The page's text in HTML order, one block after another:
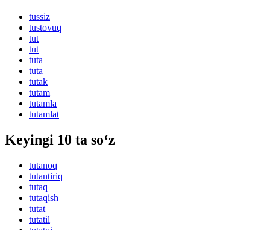
tussiz
tustovuq
tut
tut
tuta
tuta
tutak
tutam
tutamla
tutamlat
Keyingi 10 ta so‘z
tutanoq
tutantiriq
tutaq
tutaqish
tutat
tutatil